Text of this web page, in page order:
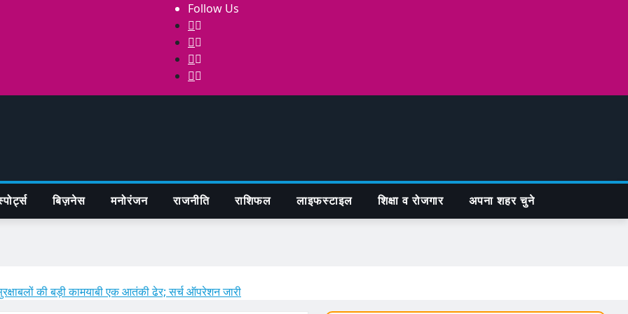
Follow Us
बिज़नेस मनोरंजन राजनीति राशिफल लाइफस्टाइल शिक्षा व रोजगार अपना शहर चुने
की बड़ी कामयाबी एक आतंकी ढेर; सर्च ऑपरेशन जारी